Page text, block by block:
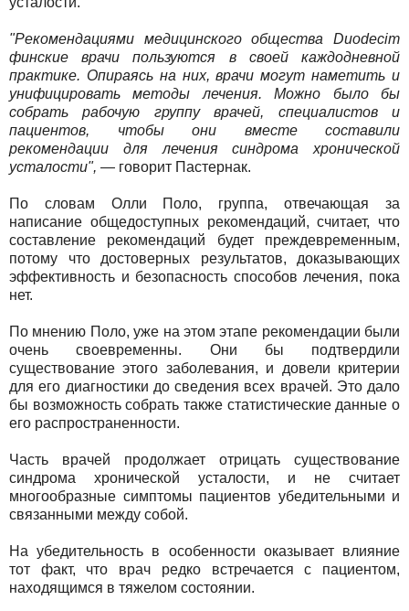
"Рекомендациями медицинского общества Duodecim
финские врачи пользуются в своей каждодневной
практике. Опираясь на них, врачи могут наметить и
унифицировать методы лечения. Можно было бы
собрать рабочую группу врачей, специалистов и
пациентов, чтобы они вместе составили
рекомендации для лечения синдрома хронической
усталости", — говорит Пастернак.
По словам Олли Поло, группа, отвечающая за
написание общедоступных рекомендаций, считает, что
составление рекомендаций будет преждевременным,
потому что достоверных результатов, доказывающих
эффективность и безопасность способов лечения, пока
нет.
По мнению Поло, уже на этом этапе рекомендации были
очень своевременны. Они бы подтвердили
существование этого заболевания, и довели критерии
для его диагностики до сведения всех врачей. Это дало
бы возможность собрать также статистические данные о
его распространенности.
Часть врачей продолжает отрицать существование
синдрома хронической усталости, и не считает
многообразные симптомы пациентов убедительными и
связанными между собой.
На убедительность в особенности оказывает влияние
тот факт, что врач редко встречается с пациентом,
находящимся в тяжелом состоянии.